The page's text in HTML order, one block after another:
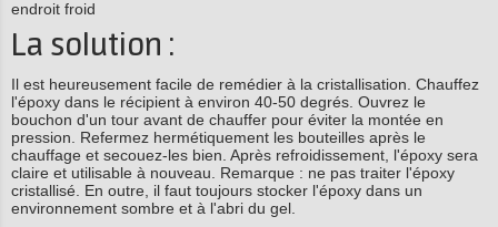
endroit froid
La solution :
Il est heureusement facile de remédier à la cristallisation. Chauffez
l'époxy dans le récipient à environ 40-50 degrés. Ouvrez le
bouchon d'un tour avant de chauffer pour éviter la montée en
pression. Refermez hermétiquement les bouteilles après le
chauffage et secouez-les bien. Après refroidissement, l'époxy sera
claire et utilisable à nouveau. Remarque : ne pas traiter l'époxy
cristallisé. En outre, il faut toujours stocker l'époxy dans un
environnement sombre et à l'abri du gel.